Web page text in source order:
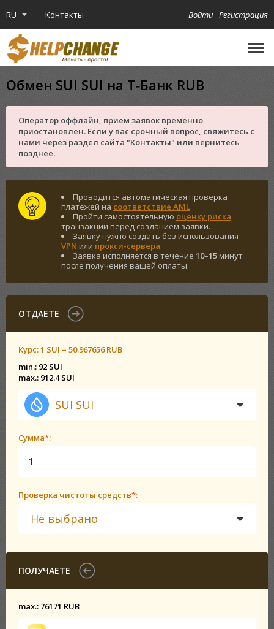
RU Контакты Регистрация
Войти
Обмен SUI SUI на Т‑Банк RUB
Оператор оффлайн, прием заявок временно
приостановлен. Если у вас срочный вопрос, свяжитесь с
нами через раздел сайта "Контакты" или вернитесь
позднее.
Проводится автоматическая проверка
платежей на соответствие AML.
Пройти самостоятельную оценку риска
транзакции перед созданием заявки.
Заявку нужно создать без использования
VPN или прокси-сервера.
Заявка исполняется в течение 10–15минут
после получения вашей оплаты.
ОТДАЕТЕ
Курс:1 SUI = 50.967656 RUB
min.: 92 SUI
max.: 912.4 SUI
SUI SUI
Сумма*:
Проверка чистоты средств*:
Не выбрано
ПОЛУЧАЕТЕ
max.: 76171 RUB